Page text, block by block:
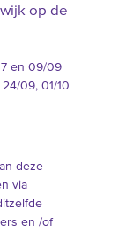
op de
en 09/09
09, 01/10
deze
via
en /of